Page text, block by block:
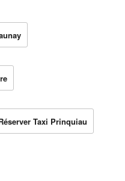
Taxi Prinquiau